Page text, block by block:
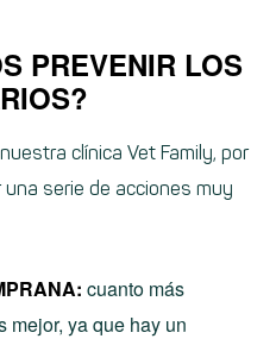
PREVENIR LOS
clínica Vet Family, por
serie de acciones muy
cuanto más
mejor, ya que hay un